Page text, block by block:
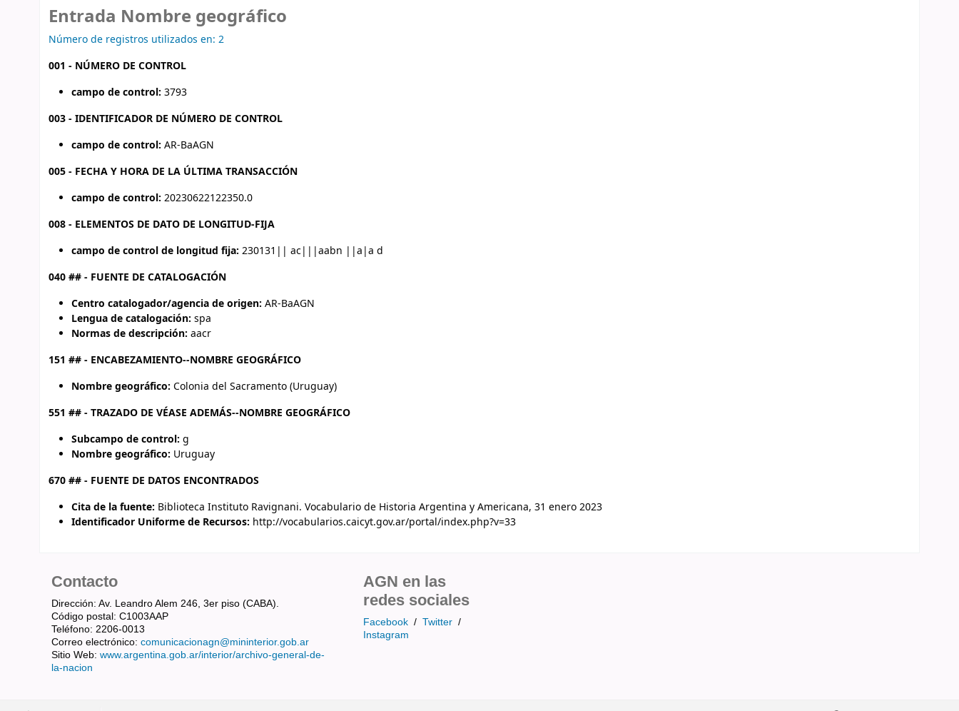
Entrada Nombre geográfico
Número de registros utilizados en: 2
001 - NÚMERO DE CONTROL
campo de control: 3793
003 - IDENTIFICADOR DE NÚMERO DE CONTROL
campo de control: AR-BaAGN
005 - FECHA Y HORA DE LA ÚLTIMA TRANSACCIÓN
campo de control: 20230622122350.0
008 - ELEMENTOS DE DATO DE LONGITUD-FIJA
campo de control de longitud fija: 230131|| ac|||aabn ||a|a d
040 ## - FUENTE DE CATALOGACIÓN
Centro catalogador/agencia de origen: AR-BaAGN
Lengua de catalogación: spa
Normas de descripción: aacr
151 ## - ENCABEZAMIENTO--NOMBRE GEOGRÁFICO
Nombre geográfico: Colonia del Sacramento (Uruguay)
551 ## - TRAZADO DE VÉASE ADEMÁS--NOMBRE GEOGRÁFICO
Subcampo de control: g
Nombre geográfico: Uruguay
670 ## - FUENTE DE DATOS ENCONTRADOS
Cita de la fuente: Biblioteca Instituto Ravignani. Vocabulario de Historia Argentina y Americana, 31 enero 2023
Identificador Uniforme de Recursos: http://vocabularios.caicyt.gov.ar/portal/index.php?v=33
Contacto
Dirección: Av. Leandro Alem 246, 3er piso (CABA).
Código postal: C1003AAP
Teléfono: 2206-0013
Correo electrónico: comunicacionagn@mininterior.gob.ar
Sitio Web: www.argentina.gob.ar/interior/archivo-general-de-
la-nacion
AGN en las
redes sociales
Facebook / Twitter /
Instagram